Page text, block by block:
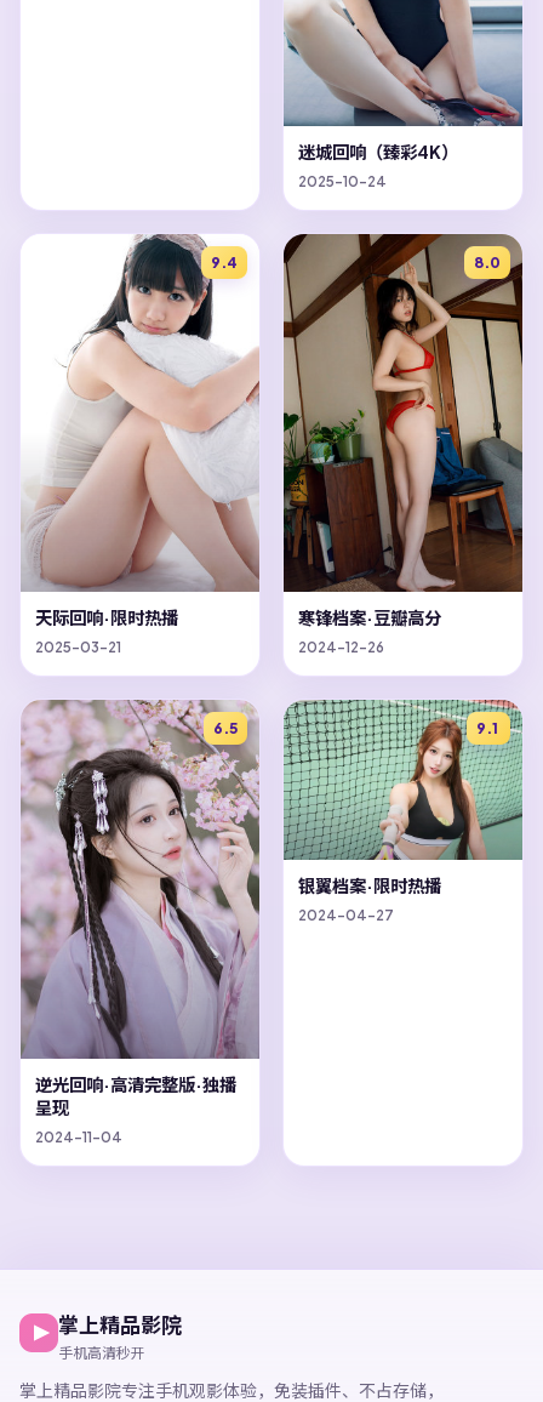
迷城回响（臻彩4K）
2025-10-24
9.4
天际回响·限时热播
2025-03-21
8.0
寒锋档案·豆瓣高分
2024-12-26
6.5
逆光回响·高清完整版·独播
呈现
2024-11-04
9.1
银翼档案·限时热播
2024-04-27
掌上精品影院
手机高清秒开
掌上精品影院专注手机观影体验， 免装插件、不占存储，